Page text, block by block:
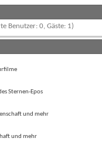
Benutzer: 0, Gäste: 1)
Sternen-Epos
und mehr
und mehr